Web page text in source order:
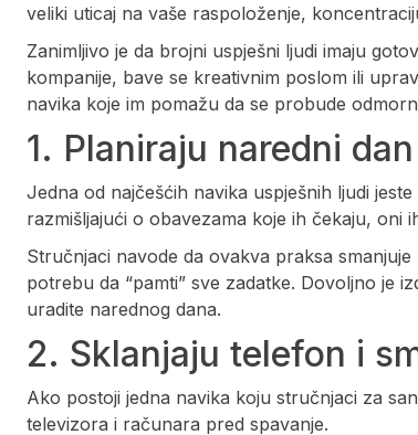
veliki uticaj na vaše raspoloženje,
Zanimljivo je da brojni uspješni ljudi imaju
kompanije, bave se kreativnim poslom ili
navika koje im pomažu da se probude
1. Planiraju naredni
Jedna od najčešćih navika uspješnih ljudi
razmišljajući o obavezama koje ih čekaju, oni
Stručnjaci navode da ovakva praksa
potrebu da “pamti” sve zadatke. Dovoljno je
uradite narednog dana.
2. Sklanjaju telefon i
Ako postoji jedna navika koju stručnjaci za
televizora i računara pred spavanje.